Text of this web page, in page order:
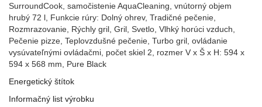
SurroundCook, samočistenie AquaCleaning, vnútorný objem
hrubý 72 l, Funkcie rúry: Dolný ohrev, Tradičné pečenie,
Rozmrazovanie, Rýchly gril, Gril, Svetlo, Vlhký horúci vzduch,
Pečenie pizze, Teplovzdušné pečenie, Turbo gril, ovládanie
vysúvateľnými ovládačmi, počet skiel 2, rozmer V x Š x H: 594 x
594 x 568 mm, Pure Black
Energetický štítok
Informačný list výrobku